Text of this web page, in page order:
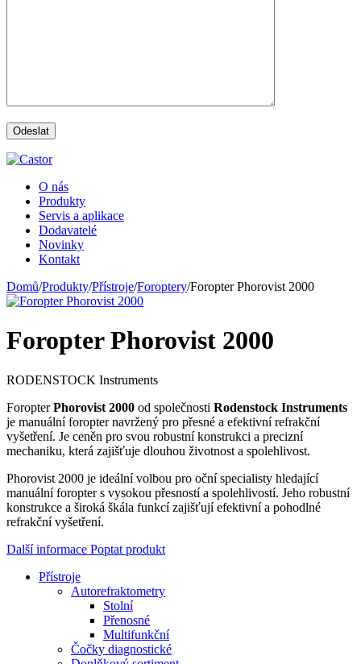
O nás
Produkty
Servis a aplikace
Dodavatelé
Novinky
Kontakt
Domů/Produkty/Přístroje/Foroptery/Foropter Phorovist 2000
Foropter Phorovist 2000
RODENSTOCK Instruments
ForopterPhorovist 2000 od společnosti Rodenstock Instruments
je manuální foropter navržený pro přesné a efektivní refrakční
vyšetření. Je ceněn pro svou robustní konstrukci a precizní
mechaniku, která zajišťuje dlouhou životnost a spolehlivost.
Phorovist 2000 je ideální volbou pro oční specialisty hledající
manuální foropter s vysokou přesností a spolehlivostí. Jeho robustní
konstrukce a široká škála funkcí zajišťují efektivní a pohodlné
refrakční vyšetření.
Další informace Poptat produkt
Přístroje
Autorefraktometry
Stolní
Přenosné
Multifunkční
Čočky diagnostické